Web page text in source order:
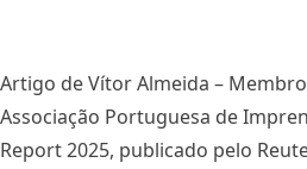
Artigo de Vítor Almeida –
Associação Portuguesa de
Report 2025, publicado pelo